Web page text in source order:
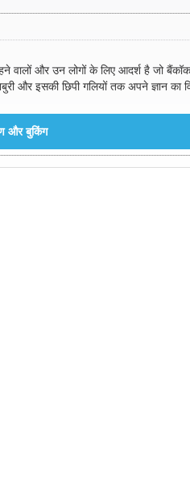
वालों और उन लोगों के लिए आदर्श है जो
और इसकी छिपी गलियों तक अपने ज्ञान का